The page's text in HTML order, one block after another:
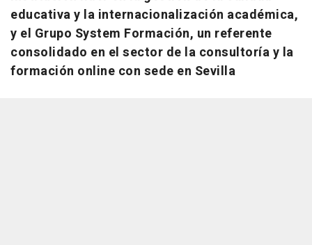
educativa y la internacionalización académica,
y el Grupo System Formación, un referente
consolidado en el sector de la consultoría y la
formación online con sede en Sevilla